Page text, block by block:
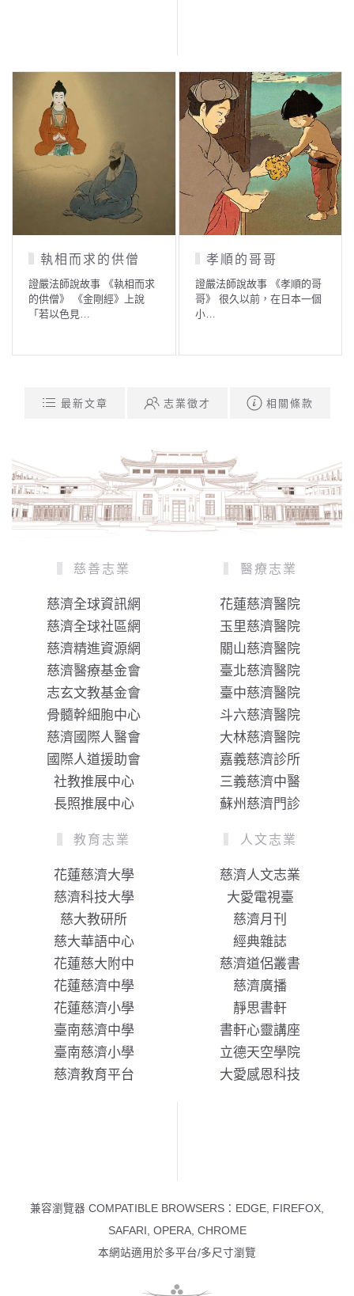
執相而求的供僧
證嚴法師說故事 《執相而求
的供僧》 《金剛經》上說
「若以色見…
孝順的哥哥
證嚴法師說故事 《孝順的哥
哥》 很久以前，在日本一個
小…
最新文章 志業徵才 相關條款
慈善志業
慈濟全球資訊網
慈濟全球社區網
慈濟精進資源網
慈濟醫療基金會
志玄文教基金會
骨髓幹細胞中心
慈濟國際人醫會
國際人道援助會
社教推展中心
長照推展中心
醫療志業
花蓮慈濟醫院
玉里慈濟醫院
關山慈濟醫院
臺北慈濟醫院
臺中慈濟醫院
斗六慈濟醫院
大林慈濟醫院
嘉義慈濟診所
三義慈濟中醫
蘇州慈濟門診
教育志業
花蓮慈濟大學
慈濟科技大學
慈大教研所
慈大華語中心
花蓮慈大附中
花蓮慈濟中學
花蓮慈濟小學
臺南慈濟中學
臺南慈濟小學
慈濟教育平台
人文志業
慈濟人文志業
大愛電視臺
慈濟月刊
經典雜誌
慈濟道侶叢書
慈濟廣播
靜思書軒
書軒心靈講座
立德天空學院
大愛感恩科技
兼容瀏覽器 COMPATIBLE BROWSERS：EDGE, FIREFOX,
SAFARI, OPERA, CHROME
本網站適用於多平台/多尺寸瀏覽